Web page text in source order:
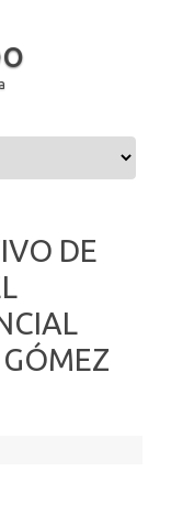
DE